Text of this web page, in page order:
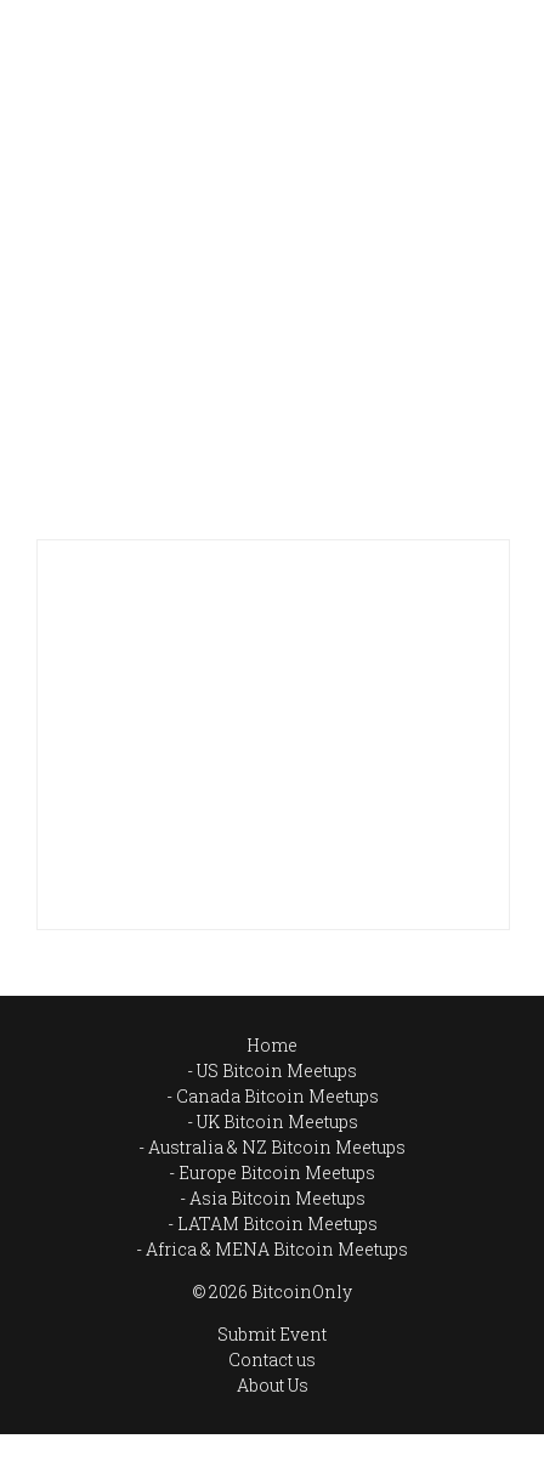
Home
US Bitcoin Meetups
Canada Bitcoin Meetups
UK Bitcoin Meetups
Australia & NZ Bitcoin Meetups
Europe Bitcoin Meetups
Asia Bitcoin Meetups
LATAM Bitcoin Meetups
Africa & MENA Bitcoin Meetups
© 2026 BitcoinOnly
Submit Event
Contact us
About Us